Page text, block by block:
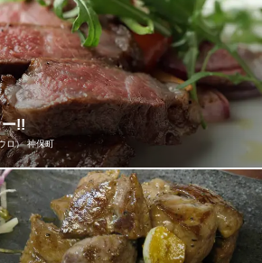
色々なお肉をグリルやロースト、コンフ
いの一言・・・ボリュームよし！味よし！
です。
町駅A7番出口 徒歩1分
1-5 島田ビル4F
!!
ロ） 神保町
タリアータ』は是非とも味わっていただ
だわったのは産地やブランドよりも肉の
リルしたときの赤身と脂のバランスが、
す旨味に繋がります。キプロス産の炭塩